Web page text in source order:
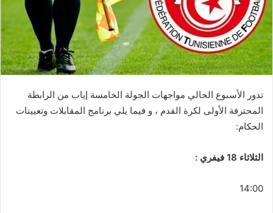
تدور الأسبوع الحالي مواجهات الجولة الخامسة إياب من الرابطة
المحترفة الأولى لكرة القدم ، و فيما يلي برنامج المقابلات وتعيينات
الحكام:
الثلاثاء 18 فيفري :
14:00